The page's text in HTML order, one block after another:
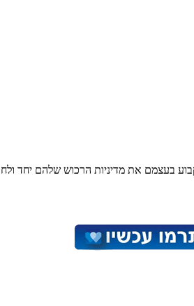
בעצמם את מדיניות הרכוש שלהם יחד